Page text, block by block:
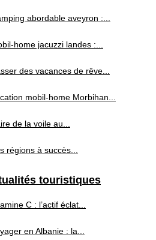
abordable aveyron :...
home jacuzzi landes :...
des vacances de rêve...
mobil-home Morbihan...
de la voile au...
régions à succès...
touristiques
C : l’actif éclat...
en Albanie : la...